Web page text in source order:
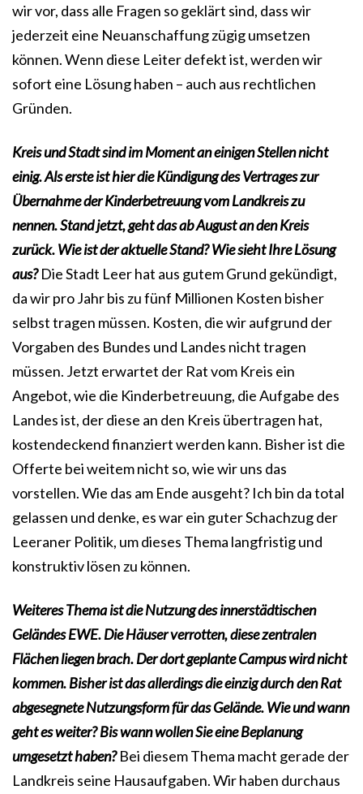
wir vor, dass alle Fragen so geklärt sind, dass wir
jederzeit eine Neuanschaffung zügig umsetzen
können. Wenn diese Leiter defekt ist, werden wir
sofort eine Lösung haben – auch aus rechtlichen
Gründen.
Kreis und Stadt sind im Moment an einigen Stellen nicht
einig. Als erste ist hier die Kündigung des Vertrages zur
Übernahme der Kinderbetreuung vom Landkreis zu
nennen. Stand jetzt, geht das ab August an den Kreis
zurück. Wie ist der aktuelle Stand? Wie sieht Ihre Lösung
aus? Die Stadt Leer hat aus gutem Grund gekündigt,
da wir pro Jahr bis zu fünf Millionen Kosten bisher
selbst tragen müssen. Kosten, die wir aufgrund der
Vorgaben des Bundes und Landes nicht tragen
müssen. Jetzt erwartet der Rat vom Kreis ein
Angebot, wie die Kinderbetreuung, die Aufgabe des
Landes ist, der diese an den Kreis übertragen hat,
kostendeckend finanziert werden kann. Bisher ist die
Offerte bei weitem nicht so, wie wir uns das
vorstellen. Wie das am Ende ausgeht? Ich bin da total
gelassen und denke, es war ein guter Schachzug der
Leeraner Politik, um dieses Thema langfristig und
konstruktiv lösen zu können.
Weiteres Thema ist die Nutzung des innerstädtischen
Geländes EWE. Die Häuser verrotten, diese zentralen
Flächen liegen brach. Der dort geplante Campus wird nicht
kommen. Bisher ist das allerdings die einzig durch den Rat
abgesegnete Nutzungsform für das Gelände. Wie und wann
geht es weiter? Bis wann wollen Sie eine Beplanung
umgesetzt haben?Bei diesem Thema macht gerade der
Landkreis seine Hausaufgaben. Wir haben durchaus